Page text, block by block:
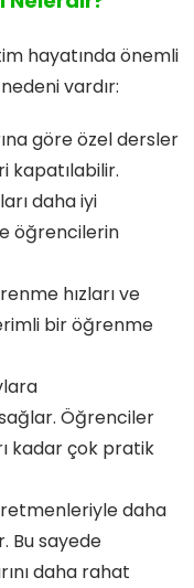
hayatında önemli
vardır:
göre özel dersler
kapatılabilir.
daha iyi
öğrencilerin
hızları ve
bir öğrenme
Öğrenciler
kadar çok pratik
daha
Bu sayede
daha rahat